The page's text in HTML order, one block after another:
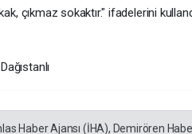
çıkmaz sokaktır." ifadelerini
Haber Ajansı (İHA), Demirören